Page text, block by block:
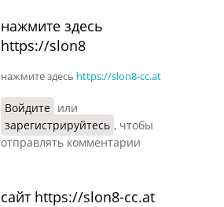
нажмите здесь
https://slon8
нажмите здесь https://slon8-cc.at
Войдите или
зарегистрируйтесь , чтобы
отправлять комментарии
сайт https://slon8-cc.at